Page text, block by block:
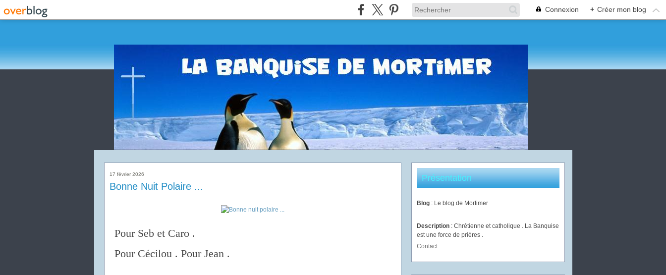
Connexion + Créer mon blog
17 février 2026
Bonne Nuit Polaire ...
Pour Seb et Caro .
Pour Cécilou . Pour Jean .
Présentation
Blog : Le blog de Mortimer
Description : Chrétienne et catholique . La Banquise
est une force de prières .
Contact